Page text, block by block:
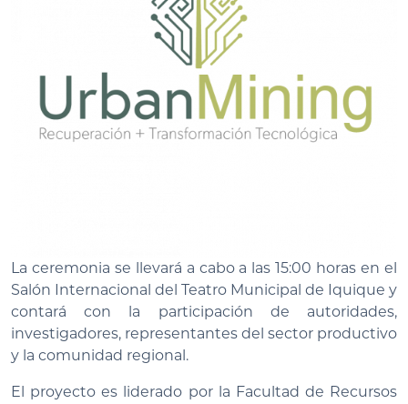
La ceremonia se llevará a cabo a las 15:00 horas en el
Salón Internacional del Teatro Municipal de Iquique y
contará con la participación de autoridades,
investigadores, representantes del sector productivo
y la comunidad regional.
El proyecto es liderado por la Facultad de Recursos